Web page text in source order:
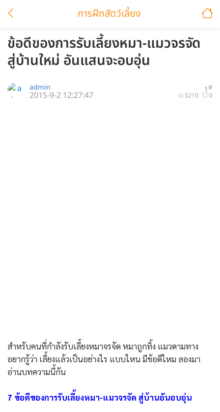
การฝึกสัตว์เลี้ยง
ข้อดีของการรับเลี้ยงหมา-แมวจรจัด
สู่บ้านใหม่ อันแสนจะอบอุ่น
1#
admin
5210 0
2015-9-2 12:27:47
สำหรับคนที่กำลังรับเลี้ยงหมาจรจัด หมาถูกทิ้ง แมวตามทาง
อยากรู้ว่า เลี้ยงแล้วเป็นอย่างไร แบบไหน มีข้อดีไหม ลองมา
อ่านบทความนี้กัน
7 ข้อดีของการรับเลี้ยงหมา-แมวจรจัด สู่บ้านอันอบอุ่น